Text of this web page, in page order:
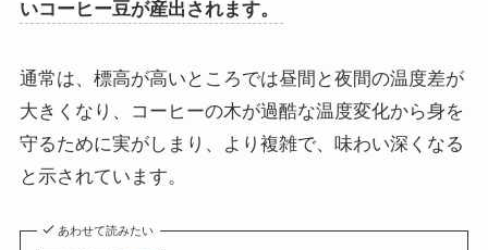
いコーヒー豆が産出されます。
通常は、標高が高いところでは昼間と夜間の温度差が
大きくなり、コーヒーの木が過酷な温度変化から身を
守るために実がしまり、より複雑で、味わい深くなる
と示されています。
あわせて読みたい